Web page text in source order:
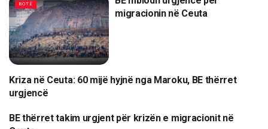
BOTË
migracionin në Ceuta
LAJME
Kriza në Ceuta: 60 mijë hyjnë nga Maroku, BE thërret
urgjencë
BOTË
BE thërret takim urgjent për krizën e migracionit në